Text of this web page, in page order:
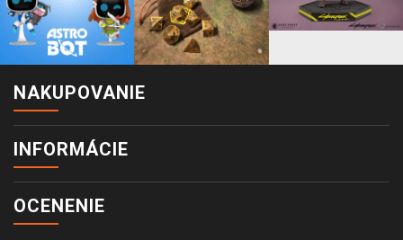
NAKUPOVANIE
INFORMÁCIE
OCENENIE